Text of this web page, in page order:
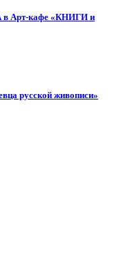
Арт-кафе «КНИГИ и
русской живописи»